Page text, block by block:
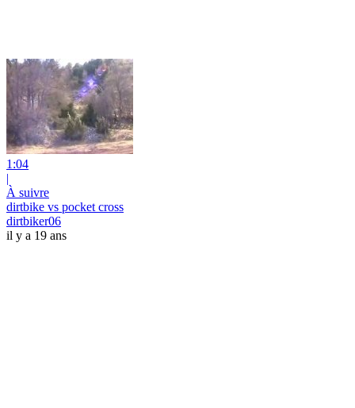
1:04
|
À suivre
dirtbike vs pocket cross
dirtbiker06
il y a 19 ans